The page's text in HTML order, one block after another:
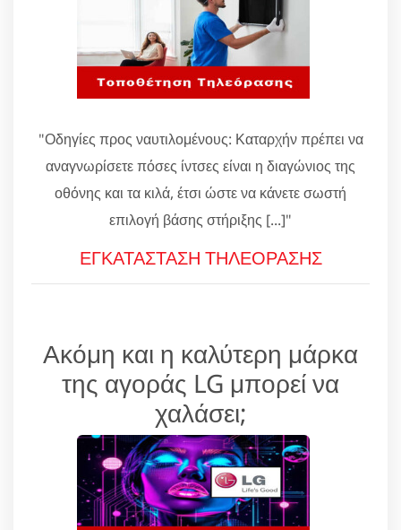
"Οδηγίες προς ναυτιλομένους: Καταρχήν πρέπει να
αναγνωρίσετε πόσες ίντσες είναι η διαγώνιος της
οθόνης και τα κιλά, έτσι ώστε να κάνετε σωστή
επιλογή βάσης στήριξης [...]"
ΕΓΚΑΤΑΣΤΑΣΗ ΤΗΛΕΟΡΑΣΗΣ
Ακόμη και η καλύτερη μάρκα
της αγοράς LG μπορεί να
χαλάσει;